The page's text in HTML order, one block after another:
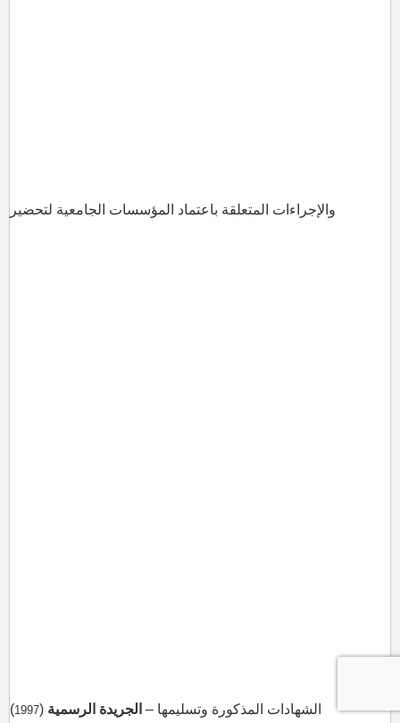
والإجراءات المتعلقة باعتماد المؤسسات الجامعية لتحضير
الشهادات المذكورة وتسليمها – الجريدة الرسمية (
1997
)